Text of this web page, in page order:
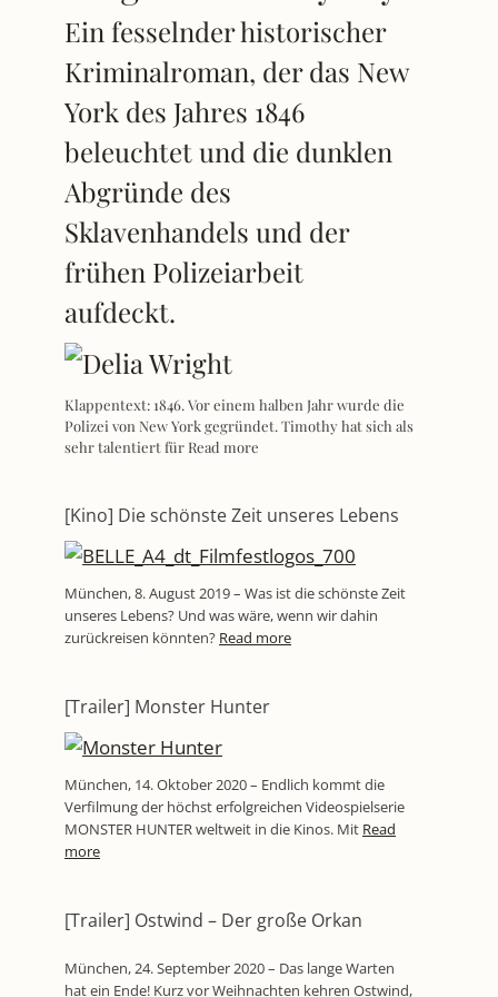
Ein fesselnder historischer
Kriminalroman, der das New
York des Jahres 1846
beleuchtet und die dunklen
Abgründe des
Sklavenhandels und der
frühen Polizeiarbeit
aufdeckt.
Klappentext: 1846. Vor einem halben Jahr wurde die
Polizei von New York gegründet. Timothy hat sich als
sehr talentiert für Read more
[Kino] Die schönste Zeit unseres Lebens
München, 8. August 2019 – Was ist die schönste Zeit
unseres Lebens? Und was wäre, wenn wir dahin
zurückreisen könnten? Read more
[Trailer] Monster Hunter
München, 14. Oktober 2020 – Endlich kommt die
Verfilmung der höchst erfolgreichen Videospielserie
MONSTER HUNTER weltweit in die Kinos. Mit Read
more
[Trailer] Ostwind – Der große Orkan
München, 24. September 2020 – Das lange Warten
hat ein Ende! Kurz vor Weihnachten kehren Ostwind,